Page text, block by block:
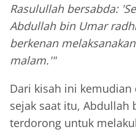
Rasulullah bersabda:
Abdullah bin Umar
berkenan
malam.'"
Dari kisah ini
sejak saat itu, Abdullah
terdorong untuk